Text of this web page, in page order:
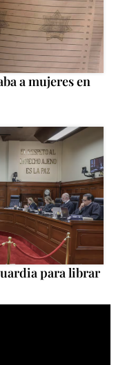
a mujeres en
para librar